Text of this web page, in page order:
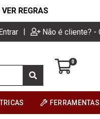
REGRAS
| Não é cliente? -
0